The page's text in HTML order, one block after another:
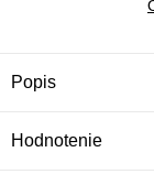
Popis
Hodnotenie